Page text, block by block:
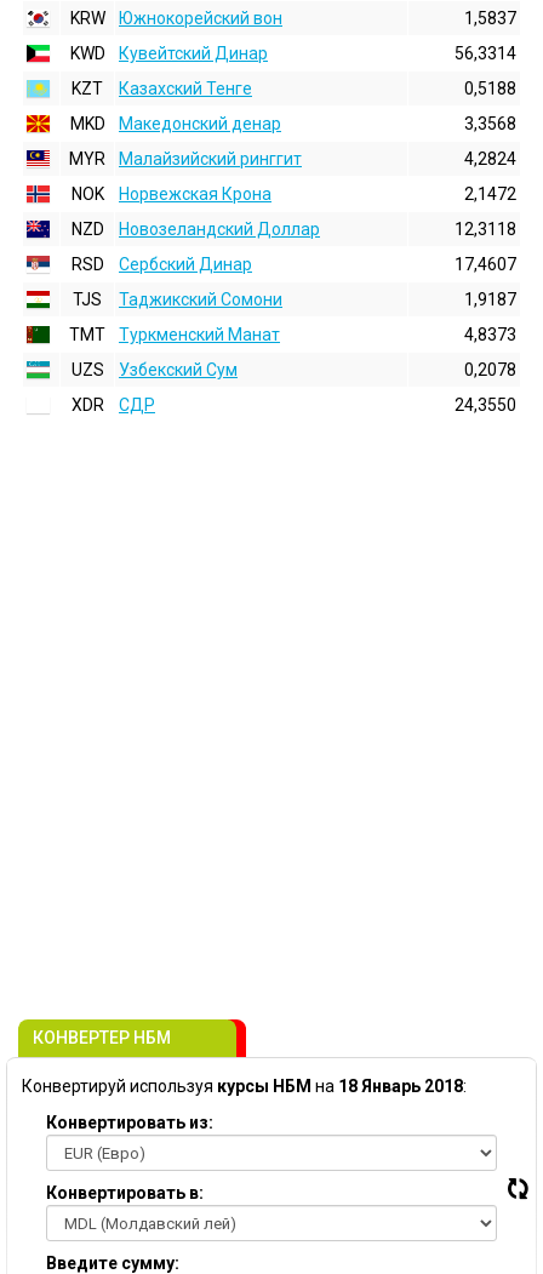
KRW
Южнокорейский вон
1,5837
KWD
Кувейтский Динар
56,3314
KZT
Казахский Тенге
0,5188
MKD
Македонский денар
3,3568
MYR
Малайзийский ринггит
4,2824
NOK
Норвежская Крона
2,1472
NZD
Новозеландский Доллар
12,3118
RSD
Сербский Динар
17,4607
TJS
Таджикский Сомони
1,9187
TMT
Туркменский Манат
4,8373
UZS
Узбекский Сум
0,2078
XDR
СДР 24,3550
КОНВЕРТЕР НБМ
Конвертируй используя курсы НБМ на 18 Январь 2018:
Конвертировать из:
Конвертировать в:
Введите сумму: